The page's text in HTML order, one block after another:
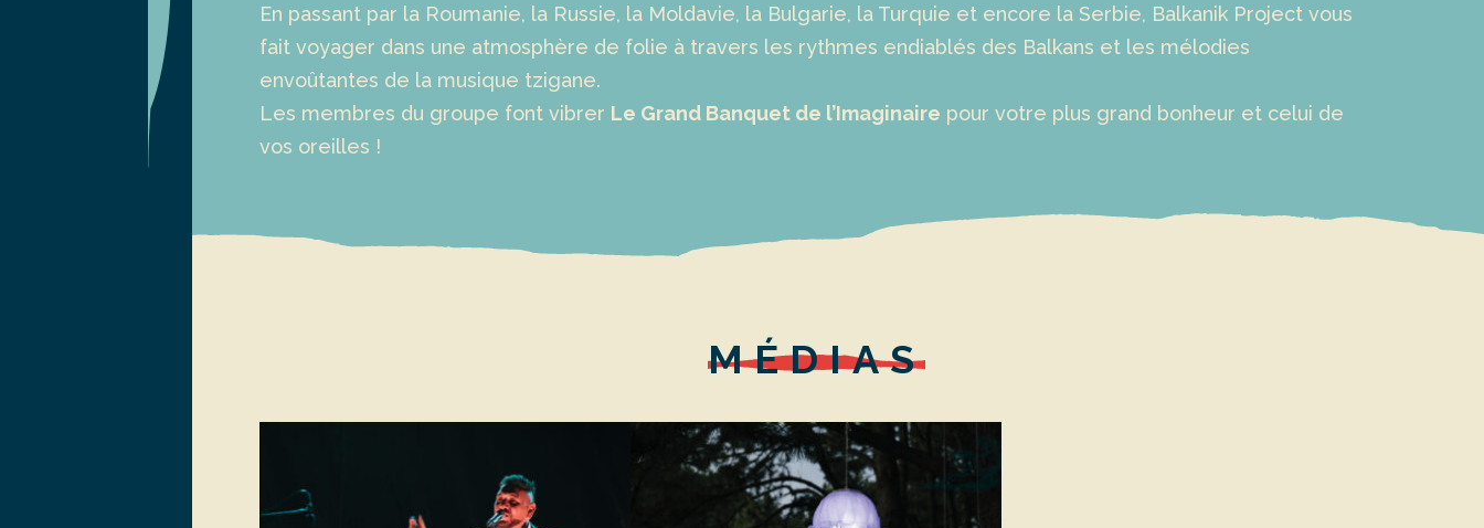
En passant par la Roumanie, la Russie, la Moldavie, la Bulgarie, la Turquie et encore la Serbie, Balkanik Project vous
fait voyager dans une atmosphère de folie à travers les rythmes endiablés des Balkans et les mélodies
envoûtantes de la musique tzigane.
Les membres du groupe font vibrer Le Grand Banquet de l’Imaginaire pour votre plus grand bonheur et celui de
vos oreilles !
MÉDIAS